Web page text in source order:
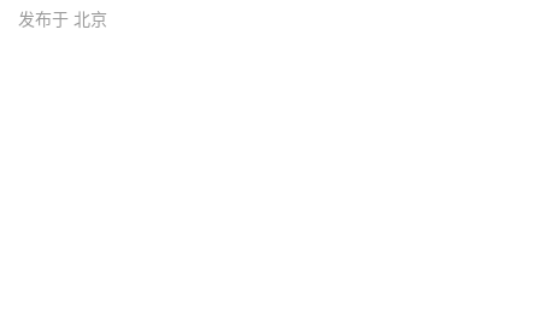
发布于 北京